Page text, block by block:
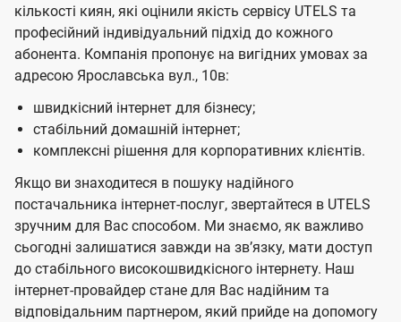
кількості киян, які оцінили якість сервісу UTELS та
професійний індивідуальний підхід до кожного
абонента. Компанія пропонує на вигідних умовах за
адресою Ярославська вул., 10в:
швидкісний інтернет для бізнесу;
стабільний домашній інтернет;
комплексні рішення для корпоративних клієнтів.
Якщо ви знаходитеся в пошуку надійного
постачальника інтернет-послуг, звертайтеся в UTELS
зручним для Вас способом. Ми знаємо, як важливо
сьогодні залишатися завжди на звʼязку, мати доступ
до стабільного високошвидкісного інтернету. Наш
інтернет-провайдер стане для Вас надійним та
відповідальним партнером, який прийде на допомогу